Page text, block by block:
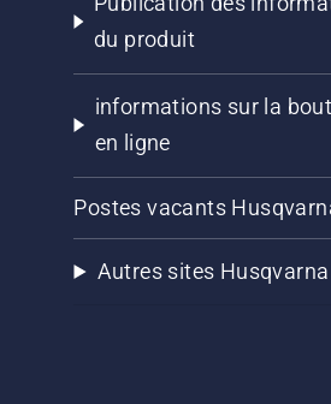
du produit
informations sur la
en ligne
Postes vacants
Autres sites Husqvarna